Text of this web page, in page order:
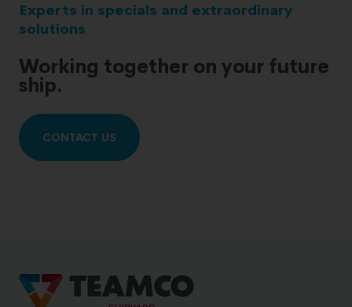
Experts in specials and extraordinary
solutions
Working together on your future
ship.
CONTACT US